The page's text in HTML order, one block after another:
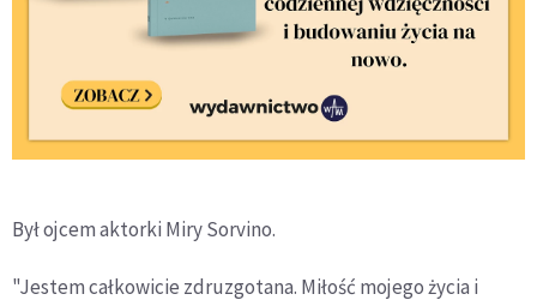
Był ojcem aktorki Miry Sorvino.
"Jestem całkowicie zdruzgotana. Miłość mojego życia i